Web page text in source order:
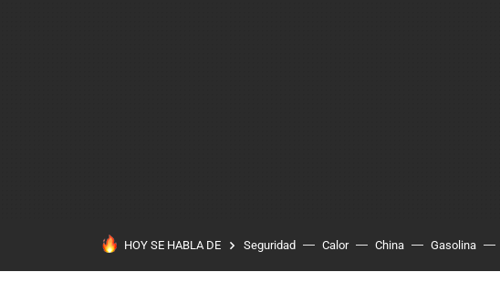
HOY SE HABLA DE Seguridad Calor China Gasolina